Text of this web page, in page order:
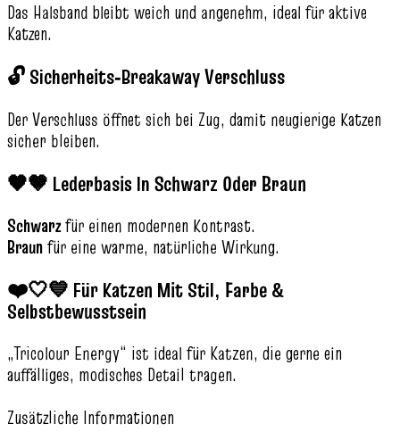
Das Halsband bleibt weich und angenehm, ideal für aktive
Katzen.
🔓 Sicherheits‑Breakaway Verschluss
Der Verschluss öffnet sich bei Zug, damit neugierige Katzen
sicher bleiben.
🖤🤎 Lederbasis In Schwarz Oder Braun
Schwarzfür einen modernen Kontrast.
Braunfür eine warme, natürliche Wirkung.
❤️🤍💙 Für Katzen Mit Stil, Farbe &
Selbstbewusstsein
„Tricolour Energy“ ist ideal für Katzen, die gerne ein
auffälliges, modisches Detail tragen.
Zusätzliche Informationen